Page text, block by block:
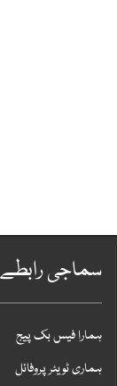
سماجی رابطے
ہمارا فیس بک پیج
ہماری ٹویٹر پروفائل